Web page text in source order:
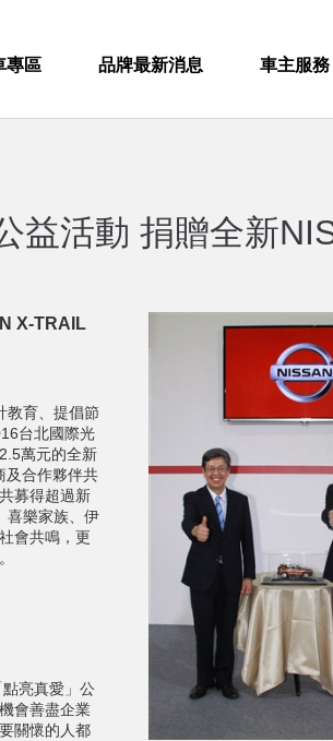
專區 品牌最新消息 車主服務
益活動 捐贈全新
X-TRAIL
育、提倡節
台北國際光
萬元的全新
及合作夥伴共
募得超過新
喜樂家族、伊
會共鳴，更
亮真愛」公
會善盡企業
關懷的人都